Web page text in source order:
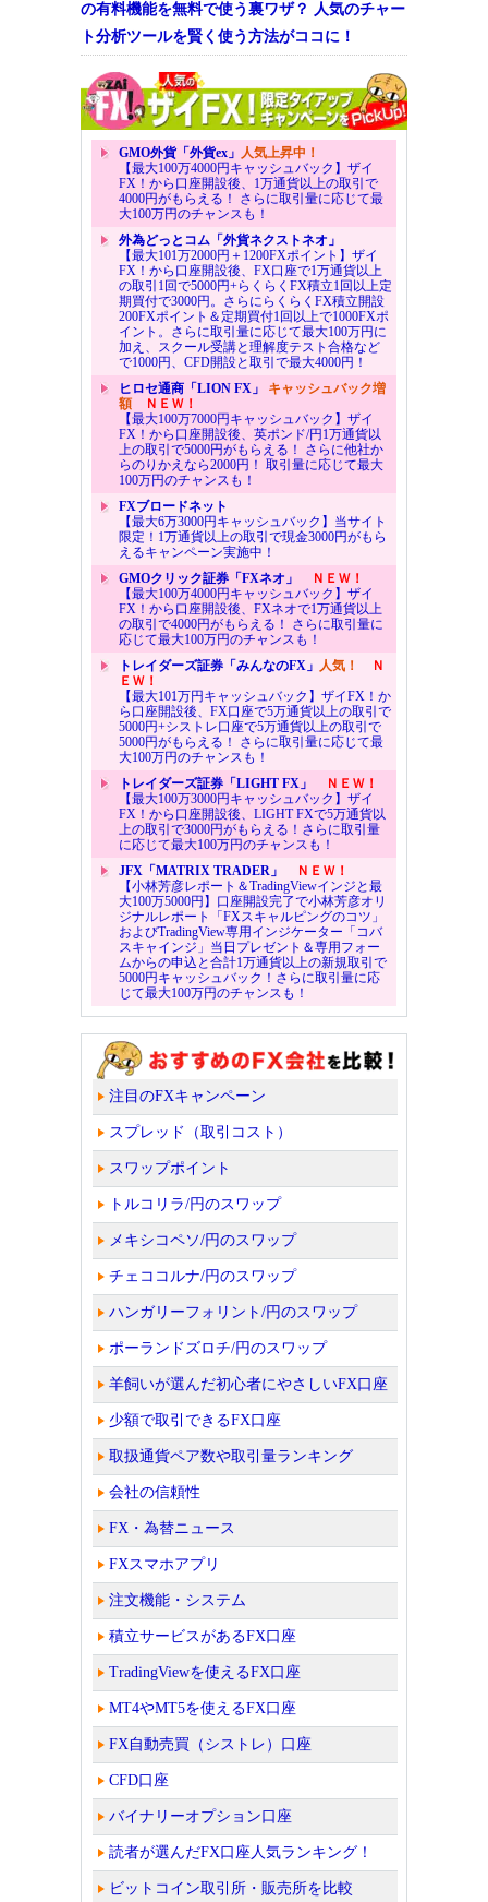
の有料機能を無料で使う裏ワザ？ 人気のチャー
ト分析ツールを賢く使う方法がココに！
GMO外貨「外貨ex」 人気上昇中！
【最大100万4000円キャッシュバック】ザイ
FX！から口座開設後、1万通貨以上の取引で
4000円がもらえる！ さらに取引量に応じて最
大100万円のチャンスも！
外為どっとコム「外貨ネクストネオ」
【最大101万2000円＋1200FXポイント】ザイ
FX！から口座開設後、FX口座で1万通貨以上
の取引1回で5000円+らくらくFX積立1回以上定
期買付で3000円。さらにらくらくFX積立開設
200FXポイント＆定期買付1回以上で1000FXポ
イント。さらに取引量に応じて最大100万円に
加え、スクール受講と理解度テスト合格など
で1000円、CFD開設と取引で最大4000円！
ヒロセ通商「LION FX」 キャッシュバック増
額ＮＥＷ！
【最大100万7000円キャッシュバック】ザイ
FX！から口座開設後、英ポンド/円1万通貨以
上の取引で5000円がもらえる！ さらに他社か
らのりかえなら2000円！ 取引量に応じて最大
100万円のチャンスも！
FXブロードネット
【最大6万3000円キャッシュバック】当サイト
限定！1万通貨以上の取引で現金3000円がもら
えるキャンペーン実施中！
GMOクリック証券「FXネオ」
ＮＥＷ！
【最大100万4000円キャッシュバック】ザイ
FX！から口座開設後、FXネオで1万通貨以上
の取引で4000円がもらえる！ さらに取引量に
応じて最大100万円のチャンスも！
トレイダーズ証券「みんなのFX」 人気！
Ｎ
ＥＷ！
【最大101万円キャッシュバック】ザイFX！か
ら口座開設後、FX口座で5万通貨以上の取引で
5000円+シストレ口座で5万通貨以上の取引で
5000円がもらえる！ さらに取引量に応じて最
大100万円のチャンスも！
トレイダーズ証券「LIGHT FX」
ＮＥＷ！
【最大100万3000円キャッシュバック】ザイ
FX！から口座開設後、LIGHT FXで5万通貨以
上の取引で3000円がもらえる！さらに取引量
に応じて最大100万円のチャンスも！
JFX「MATRIX TRADER」
ＮＥＷ！
【小林芳彦レポート＆TradingViewインジと最
大100万5000円】口座開設完了で小林芳彦オリ
ジナルレポート「FXスキャルピングのコツ」
およびTradingView専用インジケーター「コバ
スキャインジ」当日プレゼント＆専用フォー
ムからの申込と合計1万通貨以上の新規取引で
5000円キャッシュバック！さらに取引量に応
じて最大100万円のチャンスも！
注目のFXキャンペーン
スプレッド（取引コスト）
スワップポイント
トルコリラ/円のスワップ
メキシコペソ/円のスワップ
チェココルナ/円のスワップ
ハンガリーフォリント/円のスワップ
ポーランドズロチ/円のスワップ
羊飼いが選んだ初心者にやさしいFX口座
少額で取引できるFX口座
取扱通貨ペア数や取引量ランキング
会社の信頼性
FX・為替ニュース
FXスマホアプリ
注文機能・システム
積立サービスがあるFX口座
TradingViewを使えるFX口座
MT4やMT5を使えるFX口座
FX自動売買（シストレ）口座
CFD口座
バイナリーオプション口座
読者が選んだFX口座人気ランキング！
ビットコイン取引所・販売所を比較